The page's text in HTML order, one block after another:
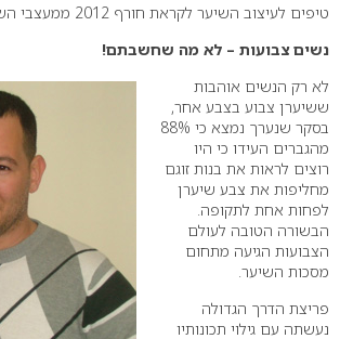
טיפים לעיצוב השיער לקראת חורף 2012 ממעצבי השיער הגדולים
נשים צבועות – לא מה שחשבתם!
לא רק הנשים אוהבות
ששיערן צבוע בצבע אחר,
בסקר שנערך נמצא כי 88%
מהגברים העידו כי היו
רוצים לראות את בנות זוגם
מחליפות את צבע שיערן
לפחות אחת לתקופה.
הבשורה הטובה לעולם
הצבועות הגיעה מתחום
מסכות השיער.
פריצת הדרך הגדולה
נעשתה עם גילוי תכונותיו